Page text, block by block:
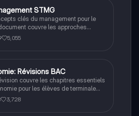
les étudiants souhaitant
des enjeux
STMG
clés du management pour le
couvre les approches
des ressources humaines, les
et les méthodes de calcul
des entreprises, et les
parties prenantes.
5,055
Révisions BAC
couvre les chapitres essentiels
pour les élèves de terminale
thèmes tels que la responsabilité
travailleurs, la redistribution
3,728